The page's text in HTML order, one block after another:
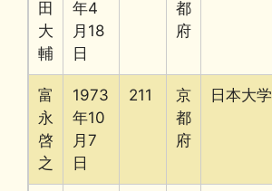
田
大
輔
年4
月18
日
都
府
富
永
啓
之
1973
年10
月7
日
211
京
都
府
日本大学